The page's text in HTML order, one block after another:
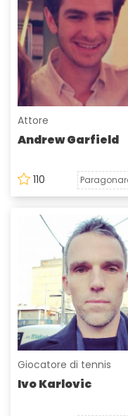
Attore
Andrew Garfield
110
Giocatore di tennis
Ivo Karlovic